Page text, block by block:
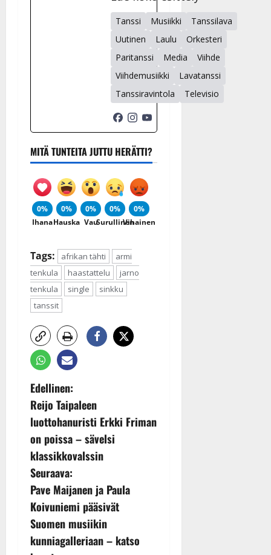
Tanssi Musiikki
Tanssilava
Uutinen
Laulu
Orkesteri
Paritanssi
Media
Viihde
Viihdemusiikki
Lavatanssi
Tanssiravintola
Televisio
MITÄ TUNTEITA JUTTU HERÄTTI?
0%
Ihana
0%
Hauska
0%
Vau
0%
Surullinen
0%
Vihainen
Tags: afrikan tähti
armi
tenkula
haastattelu
jarno
tenkula
single
sinkku
tanssit
P
o
s
t
n
a
v
i
Edellinen:
Reijo Taipaleen
luottohanuristi Erkki Friman
on poissa – sävelsi
klassikkovalssin
Seuraava:
Pave Maijanen ja Paula
Koivuniemi pääsivät
Suomen musiikin
kunniagalleriaan – katso